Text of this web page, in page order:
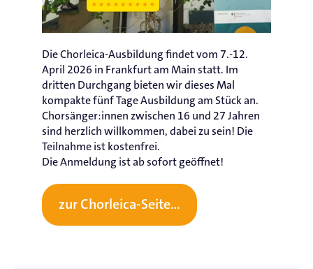
Die Chorleica-Ausbildung findet vom 7.-12.
April 2026 in Frankfurt am Main statt. Im
dritten Durchgang bieten wir dieses Mal
kompakte fünf Tage Ausbildung am Stück an.
Chorsänger:innen zwischen 16 und 27 Jahren
sind herzlich willkommen, dabei zu sein! Die
Teilnahme ist kostenfrei.
Die Anmeldung ist ab sofort geöffnet!
zur Chorleica-Seite…